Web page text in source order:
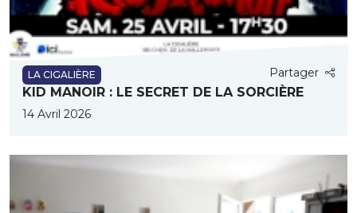
LA CIGALIÈRE Partager
KID MANOIR : LE SECRET DE LA SORCIÈRE
14 Avril 2026